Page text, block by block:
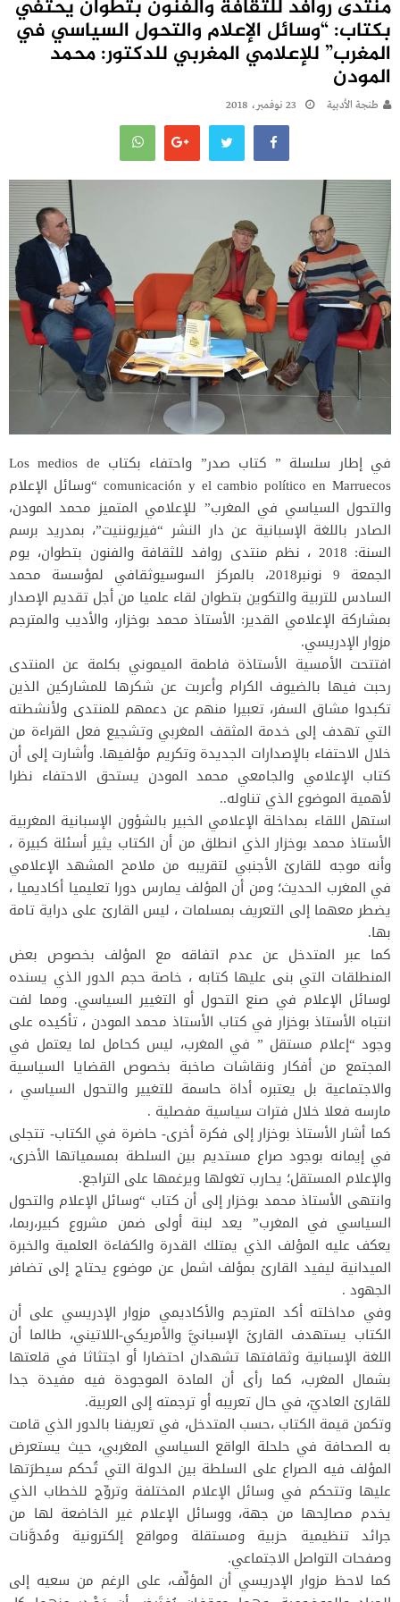
منتدى روافد للثقافة والفنون بتطوان يحتفي
بكتاب: “وسائل الإعلام والتحول السياسي في
المغرب” للإعلامي المغربي للدكتور: محمد
المودن
طنجة الأدبية 23 نوفمبر، 2018
في إطار سلسلة ” كتاب صدر” واحتفاء بكتاب Los medios de
comunicación y el cambio político en Marruecos “وسائل الإعلام
والتحول السياسي في المغرب” للإعلامي المتميز محمد المودن،
الصادر باللغة الإسبانية عن دار النشر “فيزيوننيت”، بمدريد برسم
السنة: 2018 ، نظم منتدى روافد للثقافة والفنون بتطوان، يوم
الجمعة 9 نونبر2018، بالمركز السوسيوثقافي لمؤسسة محمد
السادس للتربية والتكوين بتطوان لقاء علميا من أجل تقديم الإصدار
بمشاركة الإعلامي القدير: الأستاذ محمد بوخزار، والأديب والمترجم
مزوار الإدريسي.
افتتحت الأمسية الأستاذة فاطمة الميموني بكلمة عن المنتدى
رحبت فيها بالضيوف الكرام وأعربت عن شكرها للمشاركين الذين
تكبدوا مشاق السفر، تعبيرا منهم عن دعمهم للمنتدى ولأنشطته
التي تهدف إلى خدمة المثقف المغربي وتشجيع فعل القراءة من
خلال الاحتفاء بالإصدارات الجديدة وتكريم مؤلفيها. وأشارت إلى أن
كتاب الإعلامي والجامعي محمد المودن يستحق الاحتفاء نظرا
لأهمية الموضوع الذي تناوله..
استهل اللقاء بمداخلة الإعلامي الخبير بالشؤون الإسبانية المغربية
الأستاذ محمد بوخزار الذي انطلق من أن الكتاب يثير أسئلة كبيرة ،
وأنه موجه للقارئ الأجنبي لتقريبه من ملامح المشهد الإعلامي
في المغرب الحديث؛ ومن أن المؤلف يمارس دورا تعليميا أكاديميا ،
يضطر معهما إلى التعريف بمسلمات ، ليس القارئ على دراية تامة
بها.
كما عبر المتدخل عن عدم اتفاقه مع المؤلف بخصوص بعض
المنطلقات التي بنى عليها كتابه ، خاصة حجم الدور الذي يسنده
لوسائل الإعلام في صنع التحول أو التغيير السياسي. ومما لفت
انتباه الأستاذ بوخزار في كتاب الأستاذ محمد المودن ، تأكيده على
وجود “إعلام مستقل ” في المغرب، ليس كحامل لما يعتمل في
المجتمع من أفكار ونقاشات صاخبة بخصوص القضايا السياسية
والاجتماعية بل يعتبره أداة حاسمة للتغيير والتحول السياسي ،
مارسه فعلا خلال فترات سياسية مفصلية .
كما أشار الأستاذ بوخزار إلى فكرة أخرى- حاضرة في الكتاب- تتجلى
في إيمانه بوجود صراع مستديم بين السلطة بمسمياتها الأخرى،
والإعلام المستقل؛ يحارب تغولها ويرغمها على التراجع.
وانتهى الأستاذ محمد بوخزار إلى أن كتاب “وسائل الإعلام والتحول
السياسي في المغرب” يعد لبنة أولى ضمن مشروع كبير،ربما،
يعكف عليه المؤلف الذي يمتلك القدرة والكفاءة العلمية والخبرة
الميدانية ليفيد القارئ بمؤلف اشمل عن موضوع يحتاج إلى تضافر
الجهود .
وفي مداخلته أكد المترجم والأكاديمي مزوار الإدريسي على أن
الكتاب يستهدف القارئَ الإسبانيَّ والأمريكي-اللاتيني، طالما أن
اللغة الإسبانية وثقافتها تشهدان احتضارا أو اجتثاثا في قلعتها
بشمال المغرب، كما رأى أن المادة الموجودة فيه مفيدة جدا
للقارئ العاديّ، في حال تعريبه أو ترجمته إلى العربية.
وتكمن قيمة الكتاب ،حسب المتدخل، في تعريفنا بالدور الذي قامت
به الصحافة في حلحلة الواقع السياسي المغربي، حيث يستعرض
المؤلف فيه الصراع على السلطة بين الدولة التي تُحكم سيطرَتها
عليها وتتحكم في وسائل الإعلام المختلفة وتروِّج للخطاب الذي
يخدم مصالِحها من جهة، ووسائل الإعلام غير الخاضعة لها من
جرائد تنظيمية حزبية ومستقلة ومواقع إلكترونية ومُدوَّنات
وصفحات التواصل الاجتماعي.
كما لاحظ مزوار الإدريسي أن المؤلِّف، على الرغم من سعيه إلى